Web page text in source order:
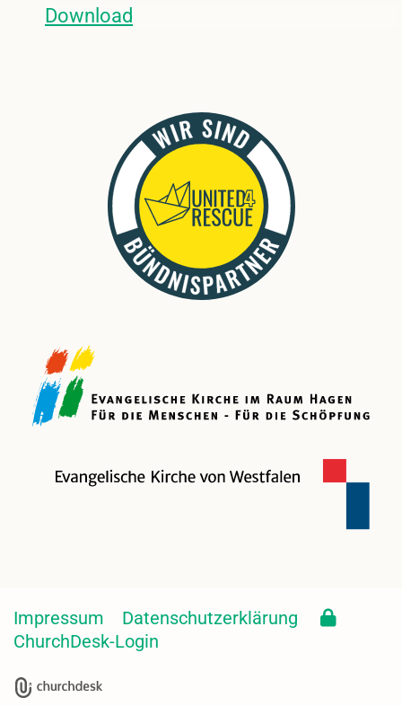
Download
Impressum
Datenschutzerklärung
ChurchDesk-Login